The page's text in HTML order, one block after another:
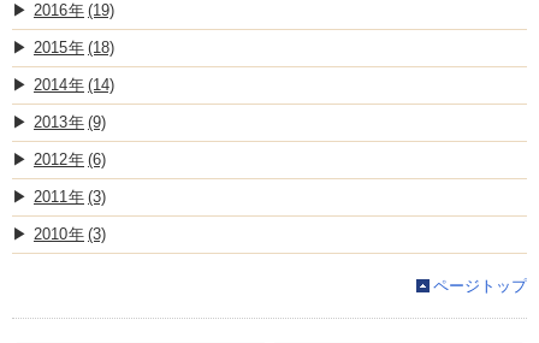
2016 (19)
2015 (18)
2014 (14)
2013 (9)
2012 (6)
2011 (3)
2010 (3)
ページトップ